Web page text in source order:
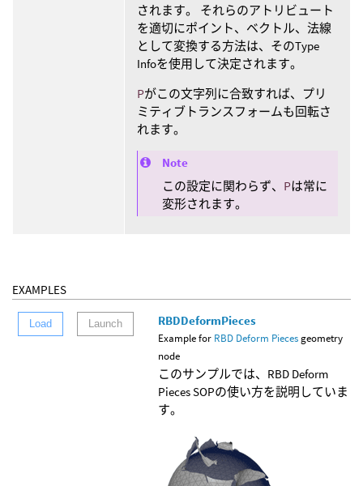
されます。 それらのアトリビュート
を適切にポイント、ベクトル、法線
として変換する方法は、そのType
Infoを使用して決定されます。
Pがこの文字列に合致すれば、プリ
ミティブトランスフォームも回転さ
れます。
Note
この設定に関わらず、 Pは常に
変形されます。
EXAMPLES
Load Launch RBDDeformPieces
Example for RBD Deform Piecesgeometry
node
このサンプルでは、RBD Deform
Pieces SOPの使い方を説明していま
す。